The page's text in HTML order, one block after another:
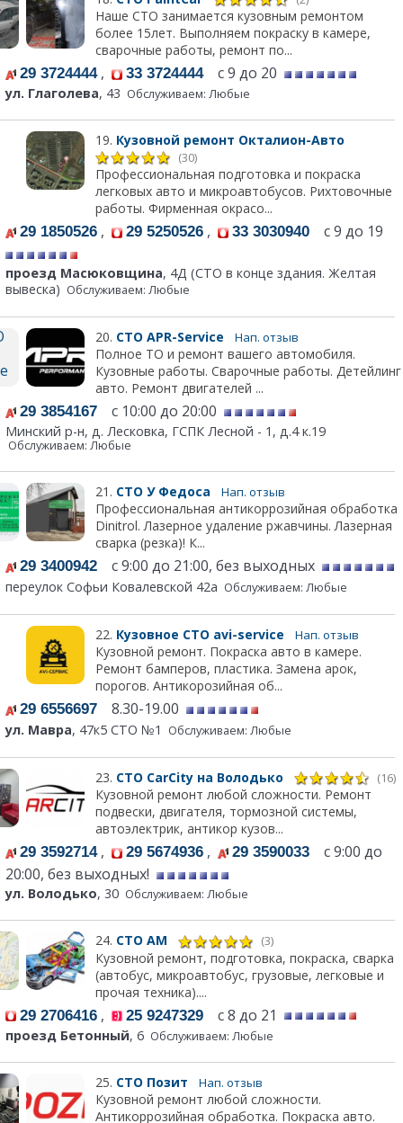
Наше СТО занимается кузовным ремонтом
более 15лет. Выполняем покраску в камере,
сварочные работы, ремонт по...
29 3724444, 33 3724444с 9 до 20
ул. Глаголева, 43 Обслуживаем: Любые
19. Кузовной ремонт Окталион-Авто
(30)
Профессиональная подготовка и покраска
легковых авто и микроавтобусов. Рихтовочные
работы. Фирменная окрасо...
29 1850526 , 29 5250526 , 33 3030940 с 9 до 19
проезд Масюковщина, 4Д (СТО в конце здания. Желтая
вывеска) Обслуживаем: Любые
20. СТО APR-Service Нап. отзыв
Полное ТО и ремонт вашего автомобиля.
Кузовные работы. Сварочные работы. Детейлинг
авто. Ремонт двигателей ...
29 3854167 с 10:00 до 20:00
Минский р-н, д. Лесковка, ГСПК Лесной - 1, д.4 к.19
Обслуживаем: Любые
21. СТО У Федоса Нап. отзыв
Профессиональная антикоррозийная обработка
Dinitrol. Лазерное удаление ржавчины. Лазерная
сварка (резка)! К...
29 3400942 с 9:00 до 21:00, без выходных
переулок Софьи Ковалевской 42а Обслуживаем: Любые
22. Кузовное СТО avi-service Нап. отзыв
Кузовной ремонт. Покраска авто в камере.
Ремонт бамперов, пластика. Замена арок,
порогов. Антикорозийная об...
29 6556697 8.30-19.00
ул. Мавра, 47к5 СТО №1 Обслуживаем: Любые
23. СТО CarCity на Володько (16)
Кузовной ремонт любой сложности. Ремонт
подвески, двигателя, тормозной системы,
автоэлектрик, антикор кузов...
29 3592714, 29 5674936 , 29 3590033 с 9:00 до
20:00, без выходных!
ул. Володько, 30 Обслуживаем: Любые
24. СТО АМ (3)
Кузовной ремонт, подготовка, покраска, сварка
(автобус, микроавтобус, грузовые, легковые и
прочая техника)....
29 2706416 , 25 9247329 с 8 до 21
проезд Бетонный, 6 Обслуживаем: Любые
25. СТО Позит Нап. отзыв
Кузовной ремонт любой сложности.
Антикоррозийная обработка. Покраска авто.